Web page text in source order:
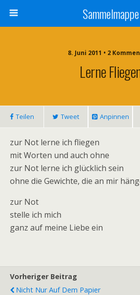
Sammelmappe
8. Juni 2011 • 2
Lerne
Teilen Tweet Anpinnen
zur Not lerne ich fliegen
mit Worten und auch ohne
zur Not lerne ich glücklich sein
ohne die Gewichte, die an mir
zur Not
stelle ich mich
ganz auf meine Liebe ein
Vorheriger Beitrag
Nicht Nur Auf Dem Papier